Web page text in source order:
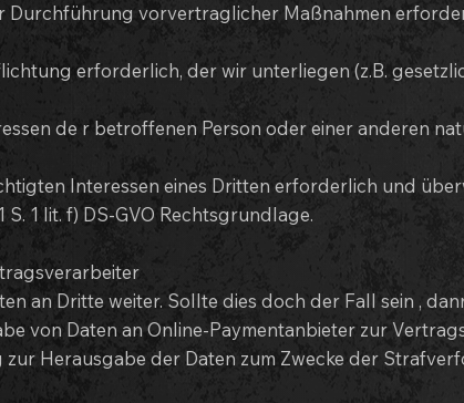
vorvertraglicher Maßnahmen
erforderlich, der wir unterliegen (z.B.
de r betroffenen Person oder einer anderen
Interessen eines Dritten erforderlich und
1 lit. f) DS-GVO Rechtsgrundlage.
an Dritte weiter. Sollte dies doch der Fall sein ,
von Daten an Online-Paymentanbieter zur
Herausgabe der Daten zum Zwecke der